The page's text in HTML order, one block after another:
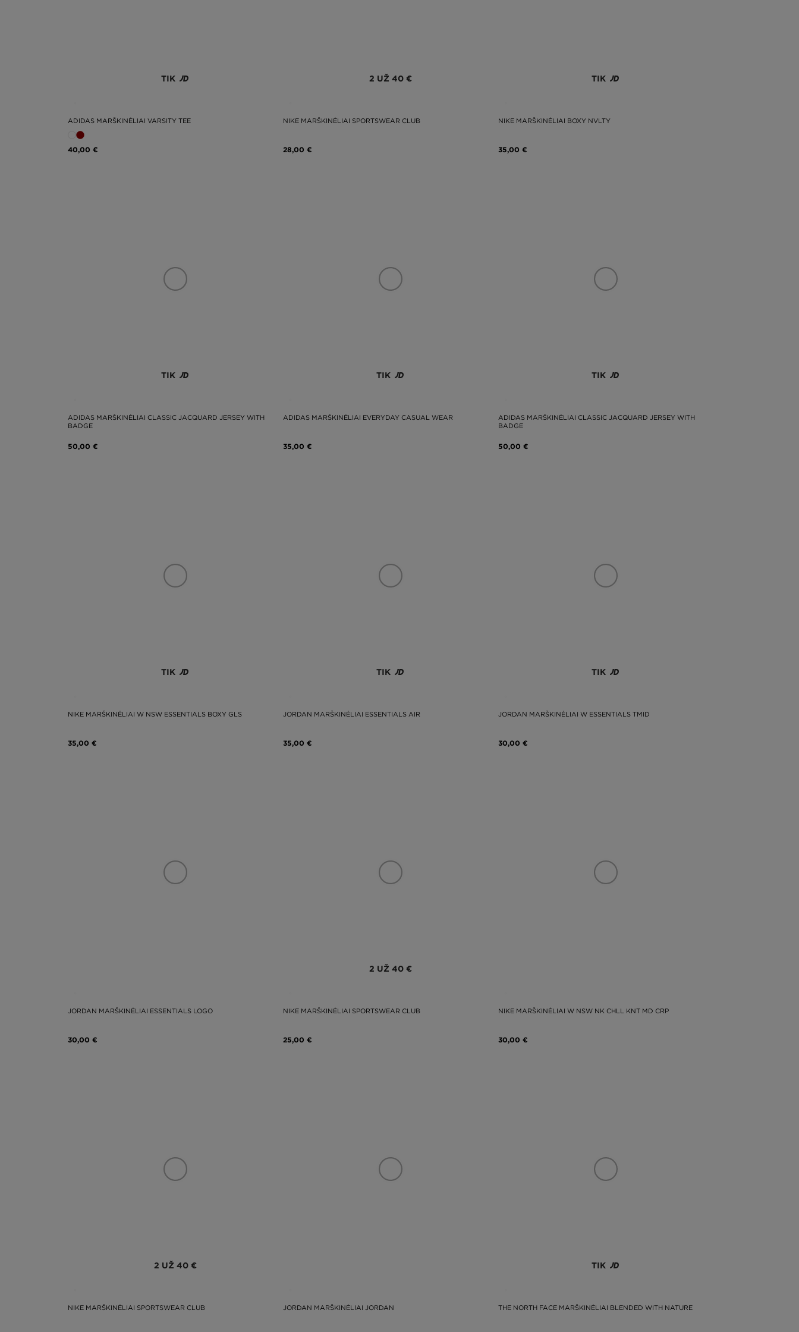
TIK
ADIDAS MARŠKINĖLIAI VARSITY TEE
40,00 €
2 UŽ 40 €
NIKE MARŠKINĖLIAI SPORTSWEAR CLUB
28,00 €
TIK
NIKE MARŠKINĖLIAI BOXY NVLTY
35,00 €
TIK
ADIDAS MARŠKINĖLIAI CLASSIC JACQUARD JERSEY WITH
BADGE
50,00 €
TIK
ADIDAS MARŠKINĖLIAI EVERYDAY CASUAL WEAR
35,00 €
TIK
ADIDAS MARŠKINĖLIAI CLASSIC JACQUARD JERSEY WITH
BADGE
50,00 €
TIK
NIKE MARŠKINĖLIAI W NSW ESSENTIALS BOXY GLS
35,00 €
TIK
JORDAN MARŠKINĖLIAI ESSENTIALS AIR
35,00 €
TIK
JORDAN MARŠKINĖLIAI W ESSENTIALS TMID
30,00 €
JORDAN MARŠKINĖLIAI ESSENTIALS LOGO
30,00 €
2 UŽ 40 €
NIKE MARŠKINĖLIAI SPORTSWEAR CLUB
25,00 €
NIKE MARŠKINĖLIAI W NSW NK CHLL KNT MD CRP
30,00 €
2 UŽ 40 €
NIKE MARŠKINĖLIAI SPORTSWEAR CLUB JORDAN MARŠKINĖLIAI JORDAN
TIK
THE NORTH FACE MARŠKINĖLIAI BLENDED WITH NATURE